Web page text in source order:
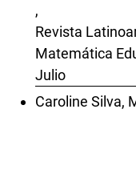
,
Revista
Matemática
Julio
Caroline Silva,